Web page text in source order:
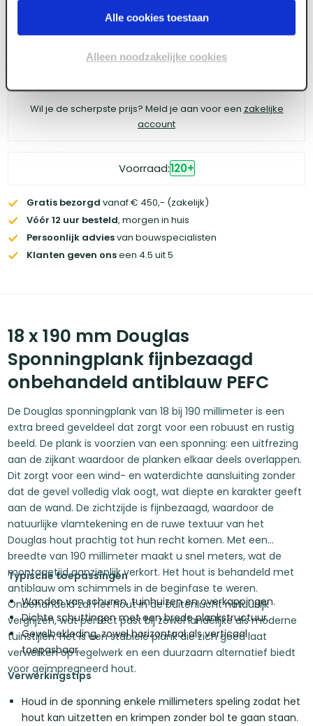
Alle cookies toestaan
Alleen noodzakelijke cookies
Wil je de scherpste prijs? Meld je aan voor een zakelijke
account
Voorraad:120+
Gratis bezorgd vanaf € 450,- (zakelijk)
Vóór 12 uur besteld, morgen in huis
Persoonlijk adviesvan bouwspecialisten
Klanten geven onseen 4.5 uit 5
18 x 190 mm Douglas
Sponningplank fijnbezaagd
onbehandeld antiblauw PEFC
De Douglas sponningplank van 18 bij 190 millimeter is een
extra breed geveldeel dat zorgt voor een robuust en rustig
beeld. De plank is voorzien van een sponning: een uitfrezing
aan de zijkant waardoor de planken elkaar deels overlappen.
Dit zorgt voor een wind- en waterdichte aansluiting zonder
dat de gevel volledig vlak oogt, wat diepte en karakter geeft
aan de wand. De zichtzijde is fijnbezaagd, waardoor de
natuurlijke vlamtekening en de ruwe textuur van het
Douglas hout prachtig tot hun recht komen. Met een
breedte van 190 millimeter maakt u snel meters, wat de
montagetijd aanzienlijk verkort. Het hout is behandeld met
antiblauw om schimmels in de beginfase te weren.
Onbehandeld zal het hout in de buitenlucht natuurlijk
vergrijzen, wat perfect past bij zowel landelijke als moderne
tuinstijlen. Het is een stabiele plank die zich goed laat
verwerken op regelwerk en een duurzaam alternatief biedt
voor geïmpregneerd hout.
Typische toepassingen
Wanden van schuren, tuinhuizen en overkappingen.
Dichte schuttingen met een brede plankstructuur.
Gevelbekleding, zowel horizontaal als verticaal
toepasbaar.
Verwerkingstips
Houd in de sponning enkele millimeters speling zodat het
hout kan uitzetten en krimpen zonder bol te gaan staan.